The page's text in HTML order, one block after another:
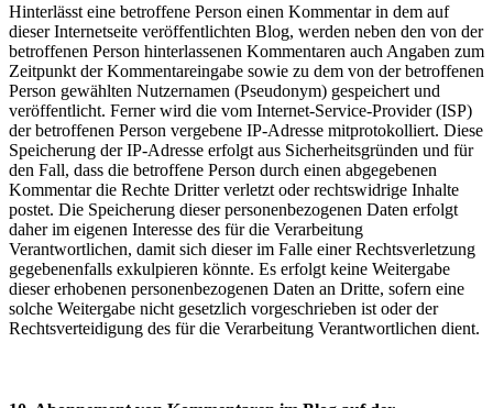
Hinterlässt eine betroffene Person einen Kommentar in dem auf
dieser Internetseite veröffentlichten Blog, werden neben den von der
betroffenen Person hinterlassenen Kommentaren auch Angaben zum
Zeitpunkt der Kommentareingabe sowie zu dem von der betroffenen
Person gewählten Nutzernamen (Pseudonym) gespeichert und
veröffentlicht. Ferner wird die vom Internet-Service-Provider (ISP)
der betroffenen Person vergebene IP-Adresse mitprotokolliert. Diese
Speicherung der IP-Adresse erfolgt aus Sicherheitsgründen und für
den Fall, dass die betroffene Person durch einen abgegebenen
Kommentar die Rechte Dritter verletzt oder rechtswidrige Inhalte
postet. Die Speicherung dieser personenbezogenen Daten erfolgt
daher im eigenen Interesse des für die Verarbeitung
Verantwortlichen, damit sich dieser im Falle einer Rechtsverletzung
gegebenenfalls exkulpieren könnte. Es erfolgt keine Weitergabe
dieser erhobenen personenbezogenen Daten an Dritte, sofern eine
solche Weitergabe nicht gesetzlich vorgeschrieben ist oder der
Rechtsverteidigung des für die Verarbeitung Verantwortlichen dient.